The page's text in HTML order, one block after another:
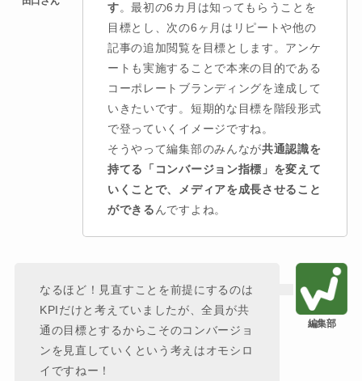
す。最初の6カ月は知ってもらうことを
目標とし、次の6ヶ月はリピートや他の
記事の追加閲覧を目標とします。アンケ
ートも実施することで本来の目的である
コーポレートブランディングを達成して
いきたいです。短期的な目標を階段形式
で登っていくイメージですね。
そうやって編集部のみんなが共通認識を
持てる「コンバージョン指標」を変えて
いくことで、メディアを成長させること
ができる んですよね。
なるほど！見直すことを前提にするのは
KPIだけと考えていましたが、全員が共
通の目標とするからこそのコンバージョ
ンを見直していくという考えはオモシロ
イですねー！